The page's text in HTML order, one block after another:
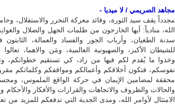
مجاهد الصريمي / لا ميديا -
مجدداً يقف سيد الثورة، وقائد معركة التحرر والاستقلال،
الله، منادياً: أيها الخارجون من ظلمات الجهل والضلال
سدنة الطغيان، وأرباب الجور والفساد والعمالة،
للشيطان الأكبر، والصهيونية العالمية، ومَن والاهما،
وخذوا ما يُقدم لكم فيها من زاد، كي تستقيم خطواتكم،
نفوسكم، فتكون أخلاقكم وأعمالكم ومواقفكم وكلماتكم
محققة لمضامين الإيمان في حركة الواقع الملموس،
والحالات والظروف والاتجاهات والقرارات والأفكار
الامتثال لأوامر الله، ومدى الجدية التي تدفعكم للمزيد من